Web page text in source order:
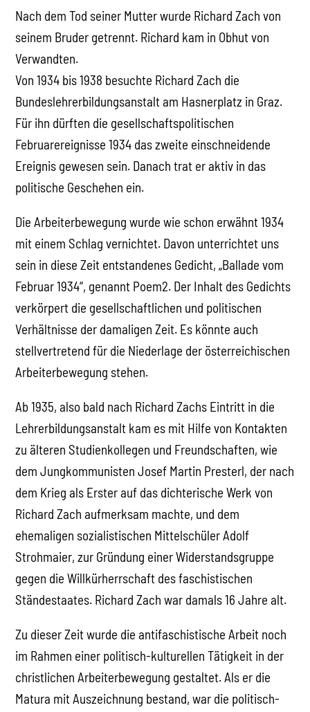
Nach dem Tod seiner Mutter wurde Richard Zach von
seinem Bruder getrennt. Richard kam in Obhut von
Verwandten.
Von 1934 bis 1938 besuchte Richard Zach die
Bundeslehrerbildungsanstalt am Hasnerplatz in Graz.
Für ihn dürften die gesellschaftspolitischen
Februarereignisse 1934 das zweite einschneidende
Ereignis gewesen sein. Danach trat er aktiv in das
politische Geschehen ein.
Die Arbeiterbewegung wurde wie schon erwähnt 1934
mit einem Schlag vernichtet. Davon unterrichtet uns
sein in diese Zeit entstandenes Gedicht, „Ballade vom
Februar 1934“, genannt Poem2. Der Inhalt des Gedichts
verkörpert die gesellschaftlichen und politischen
Verhältnisse der damaligen Zeit. Es könnte auch
stellvertretend für die Niederlage der österreichischen
Arbeiterbewegung stehen.
Ab 1935, also bald nach Richard Zachs Eintritt in die
Lehrerbildungsanstalt kam es mit Hilfe von Kontakten
zu älteren Studienkollegen und Freundschaften, wie
dem Jungkommunisten Josef Martin Presterl, der nach
dem Krieg als Erster auf das dichterische Werk von
Richard Zach aufmerksam machte, und dem
ehemaligen sozialistischen Mittelschüler Adolf
Strohmaier, zur Gründung einer Widerstandsgruppe
gegen die Willkürherrschaft des faschistischen
Ständestaates. Richard Zach war damals 16 Jahre alt.
Zu dieser Zeit wurde die antifaschistische Arbeit noch
im Rahmen einer politisch-kulturellen Tätigkeit in der
christlichen Arbeiterbewegung gestaltet. Als er die
Matura mit Auszeichnung bestand, war die politisch-